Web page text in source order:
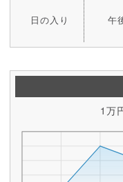
日の入り 午
1万